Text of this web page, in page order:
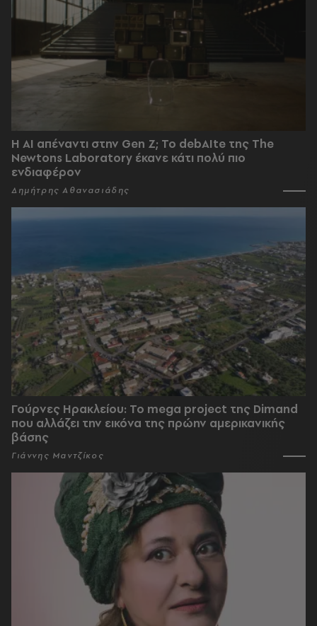
Η AI απέναντι στην Gen Z; Το debAIte της The
Newtons Laboratory έκανε κάτι πολύ πιο
ενδιαφέρον
Δημήτρης Αθανασιάδης
Γούρνες Ηρακλείου: To mega project της Dimand
που αλλάζει την εικόνα της πρώην αμερικανικής
βάσης
Γιάννης Μαντζίκος